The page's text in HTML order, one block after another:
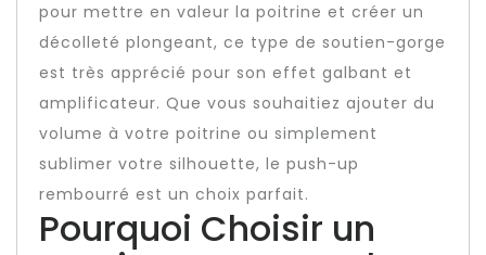
pour mettre en valeur la poitrine et créer un
décolleté plongeant, ce type de soutien-gorge
est très apprécié pour son effet galbant et
amplificateur. Que vous souhaitiez ajouter du
volume à votre poitrine ou simplement
sublimer votre silhouette, le push-up
rembourré est un choix parfait.
Pourquoi Choisir un